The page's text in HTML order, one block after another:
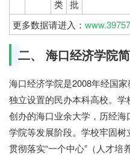
类 批
更多数据请进入：
二、 海口经济学院
海口经济学院是2008年经国
独立设置的民办本科高校。
创办的海口业余大学，历经
学院等发展阶段。学校牢固树
贯彻落实“一个中心”（人才培